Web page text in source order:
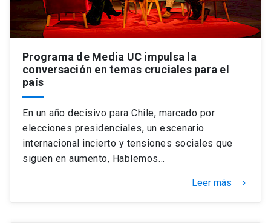
Programa de Media UC impulsa la
conversación en temas cruciales para el
país
En un año decisivo para Chile, marcado por
elecciones presidenciales, un escenario
internacional incierto y tensiones sociales que
siguen en aumento, Hablemos…
Leer más keyboard_arrow_right